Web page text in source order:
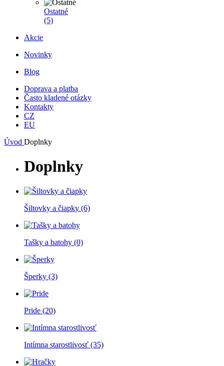
Ostatné
(5)
Akcie
Novinky
Blog
Doprava a platba
Často kladené otázky
Kontakty
CZ
EU
Úvod Doplnky
Doplnky
Šiltovky a čiapky (6)
Tašky a batohy (0)
Šperky (3)
Pride (20)
Intímna starostlivosť (35)